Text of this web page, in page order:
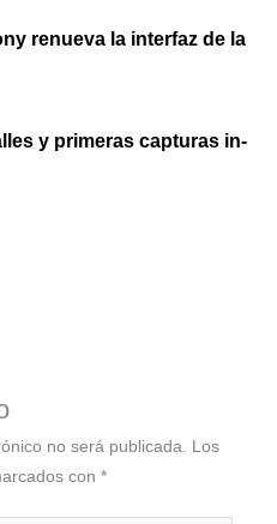
renueva la interfaz de la
y primeras capturas in-
no será publicada. Los
con *